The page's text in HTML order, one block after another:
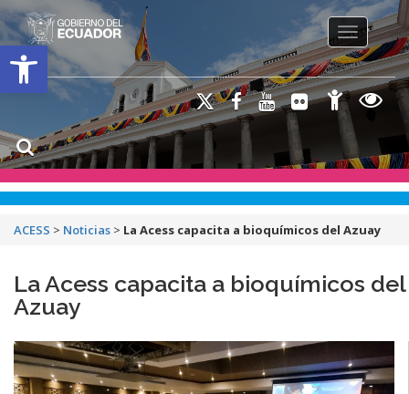
Open toolbar
Toggle
ACESS > Noticias > La Acess capacita a bioquímicos del Azuay
La Acess capacita a bioquímicos del
Azuay